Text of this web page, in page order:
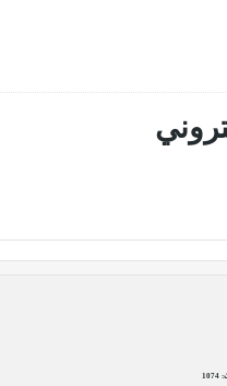
1074